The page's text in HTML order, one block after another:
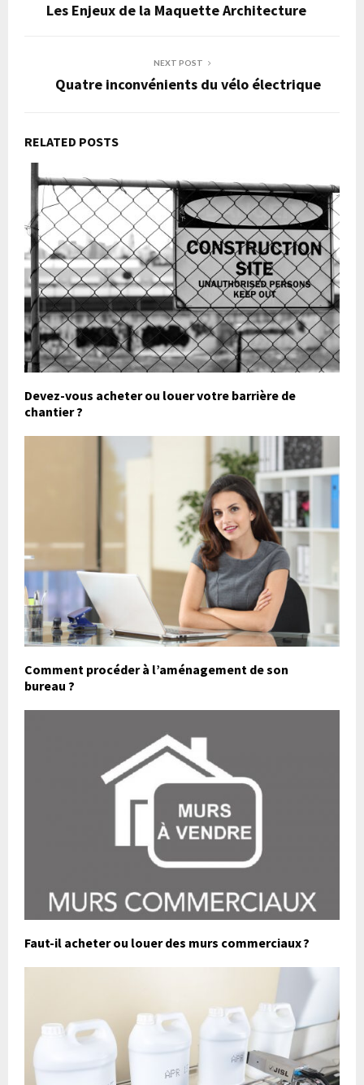
Les Enjeux de la Maquette Architecture
NEXT POST
Quatre inconvénients du vélo électrique
RELATED POSTS
Devez-vous acheter ou louer votre barrière de
chantier ?
Comment procéder à l’aménagement de son
bureau ?
Faut-il acheter ou louer des murs commerciaux ?